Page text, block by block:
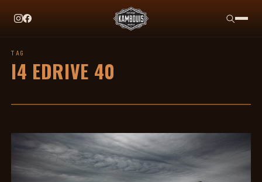
TAG HEUER X TEAM IKUZAWA : LE COME-BACK
TAG
I4 EDRIVE 40